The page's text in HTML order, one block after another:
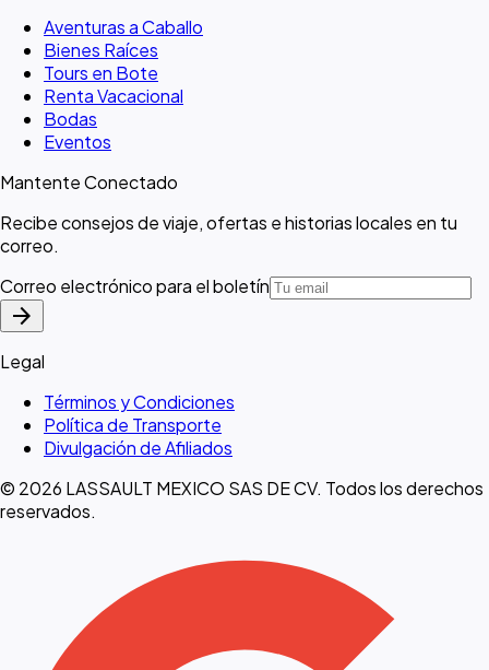
Aventuras a Caballo
Bienes Raíces
Tours en Bote
Renta Vacacional
Bodas
Eventos
Mantente Conectado
Recibe consejos de viaje, ofertas e historias locales en tu
correo.
Correo electrónico para el boletín
arrow_forward
Legal
Términos y Condiciones
Política de Transporte
Divulgación de Afiliados
© 2026 LASSAULT MEXICO SAS DE CV. Todos los derechos
reservados.